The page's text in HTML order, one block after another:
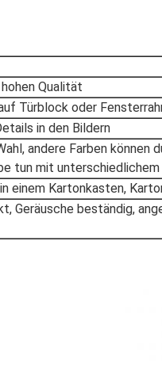
Qualität
Türblock oder
in den Bildern
andere Farben können
tun mit
einem Kartonkasten,
Geräusche beständig,